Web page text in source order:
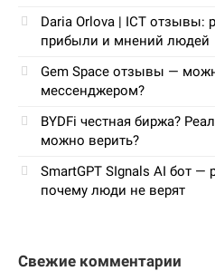
Daria Orlova | ICT отзывы:
прибыли и мнений людей
Gem Space отзывы —
мессенджером?
BYDFi честная биржа?
можно верить?
SmartGPT SIgnals AI бот
почему люди не верят
Свежие комментарии